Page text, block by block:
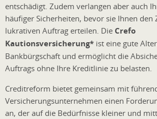
entschädigt. Zudem verlangen aber auch
häufiger Sicherheiten, bevor sie Ihnen den
lukrativen Auftrag erteilen. Die Crefo
Kautionsversicherung* ist eine gute
Bankbürgschaft und ermöglicht die
Auftrags ohne Ihre Kreditlinie zu belasten.
Creditreform bietet gemeinsam mit
Versicherungsunternehmen einen
an, der auf die Bedürfnisse kleiner und